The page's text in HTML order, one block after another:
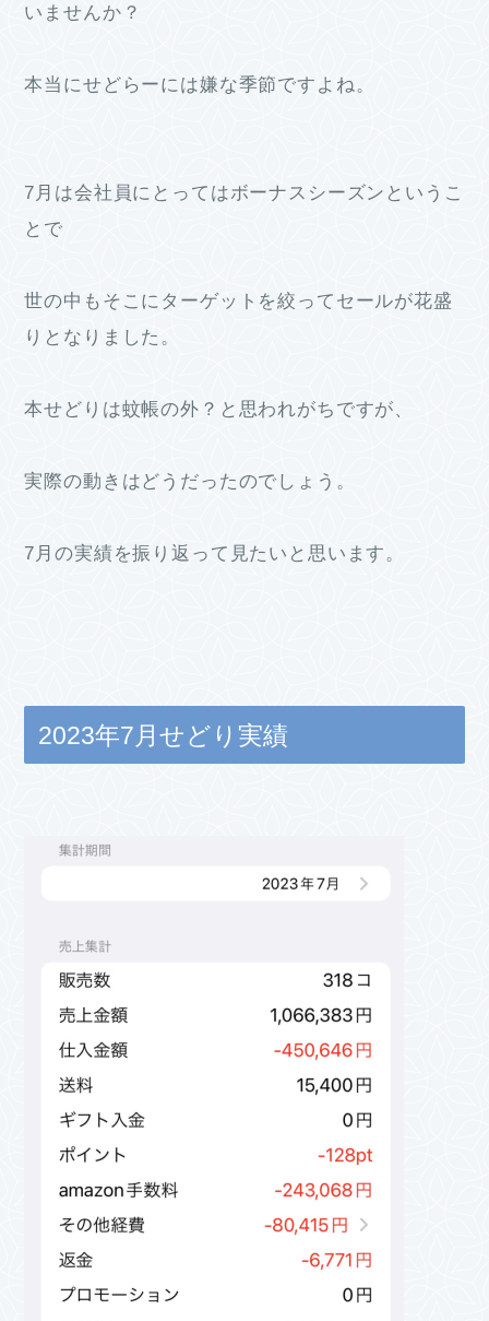
いませんか？
本当にせどらーには嫌な季節ですよね。
7月は会社員にとってはボーナスシーズンというこ
とで
世の中もそこにターゲットを絞ってセールが花盛
りとなりました。
本せどりは蚊帳の外？と思われがちですが、
実際の動きはどうだったのでしょう。
7月の実績を振り返って見たいと思います。
2023年7月せどり実績